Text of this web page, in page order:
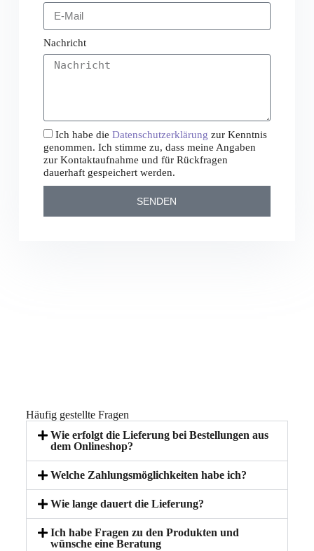
Nachricht
Ich habe die Datenschutzerklärung zur Kenntnis
genommen. Ich stimme zu, dass meine Angaben
zur Kontaktaufnahme und für Rückfragen
dauerhaft gespeichert werden.
SENDEN
Häufig gestellte Fragen
Wie erfolgt die Lieferung bei Bestellungen aus
dem Onlineshop?
Welche Zahlungsmöglichkeiten habe ich?
Wie lange dauert die Lieferung?
Ich habe Fragen zu den Produkten und
wünsche eine Beratung